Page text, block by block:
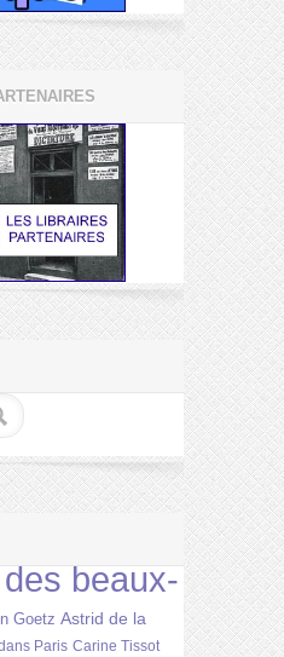
beaux-
Goetz Astrid de la
Paris Carine Tissot